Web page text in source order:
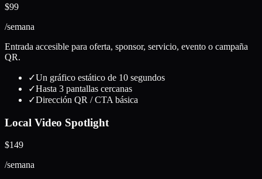
$99
/semana
Entrada accesible para oferta, sponsor, servicio, evento o campaña
QR.
✓Un gráfico estático de 10 segundos
✓Hasta 3 pantallas cercanas
✓Dirección QR / CTA básica
Local Video Spotlight
$149
/semana